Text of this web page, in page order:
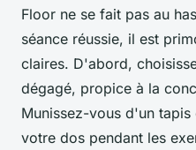
Floor ne se fait pas au
séance réussie, il est
claires. D'abord,
dégagé, propice à la
Munissez-vous d'un
votre dos pendant les